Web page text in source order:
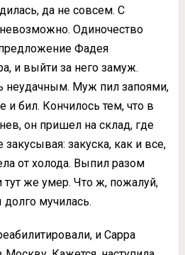
да не совсем. С
Одиночество
Фадея
и выйти за него замуж.
неудачным. Муж пил запоями,
и бил. Кончилось тем, что в
он пришел на склад, где
закусывая: закуска, как и все,
от холода. Выпил разом
тут же умер. Что ж, пожалуй,
мучилась.
и Сарра